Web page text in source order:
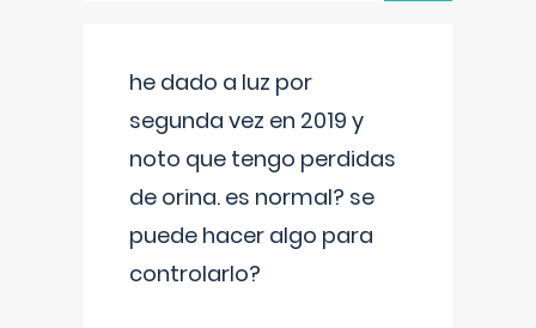
he dado a luz por
segunda vez en 2019 y
noto que tengo perdidas
de orina. es normal? se
puede hacer algo para
controlarlo?